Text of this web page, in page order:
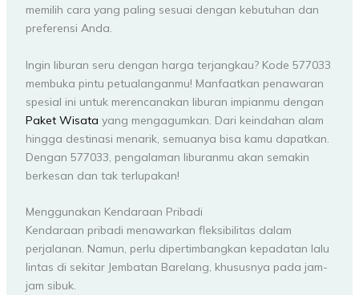
memilih cara yang paling sesuai dengan kebutuhan dan
preferensi Anda.
Ingin liburan seru dengan harga terjangkau? Kode 577033
membuka pintu petualanganmu! Manfaatkan penawaran
spesial ini untuk merencanakan liburan impianmu dengan
Paket Wisata yang mengagumkan. Dari keindahan alam
hingga destinasi menarik, semuanya bisa kamu dapatkan.
Dengan 577033, pengalaman liburanmu akan semakin
berkesan dan tak terlupakan!
Menggunakan Kendaraan Pribadi
Kendaraan pribadi menawarkan fleksibilitas dalam
perjalanan. Namun, perlu dipertimbangkan kepadatan lalu
lintas di sekitar Jembatan Barelang, khususnya pada jam-
jam sibuk.